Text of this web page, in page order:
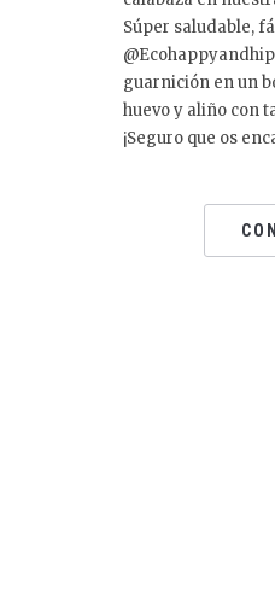
Súper saludable,
guarnición en un
huevo y aliño con
¡Seguro que os